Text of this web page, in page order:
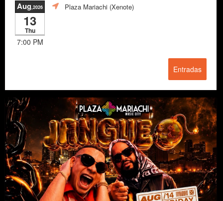
Aug,2026
13
Thu
7:00 PM
Plaza Mariachi (Xenote)
Entradas